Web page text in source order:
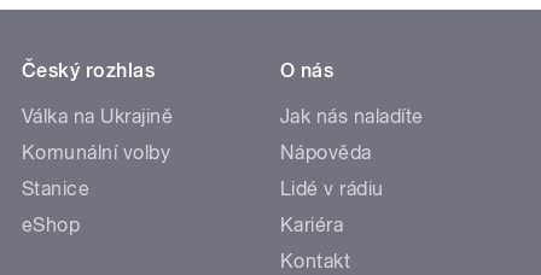
Český rozhlas
Válka na Ukrajině
Komunální volby
Stanice
eShop
O nás
Jak nás naladíte
Nápověda
Lidé v rádiu
Kariéra
Kontakt